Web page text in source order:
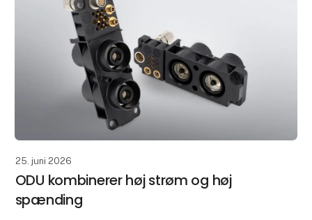
25. juni 2026
ODU kombinerer høj strøm og høj
spænding